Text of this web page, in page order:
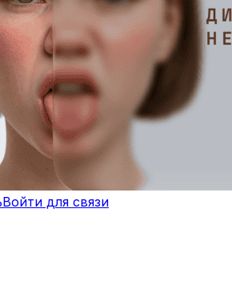
Войти для связи